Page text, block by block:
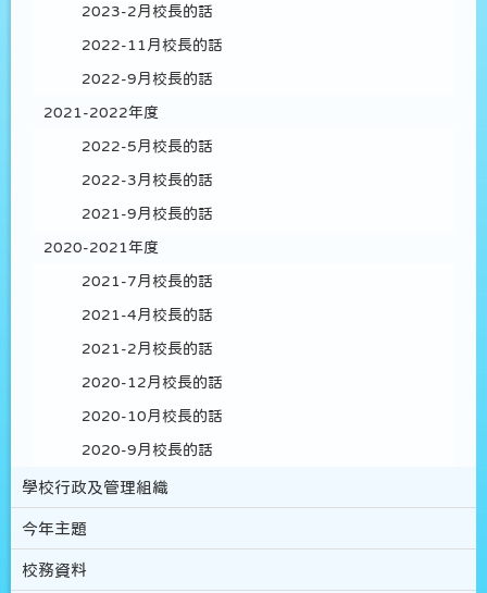
2023-2月校長的話
2022-11月校長的話
2022-9月校長的話
2021-2022年度
2022-5月校長的話
2022-3月校長的話
2021-9月校長的話
2020-2021年度
2021-7月校長的話
2021-4月校長的話
2021-2月校長的話
2020-12月校長的話
2020-10月校長的話
2020-9月校長的話
學校行政及管理組織
今年主題
校務資料